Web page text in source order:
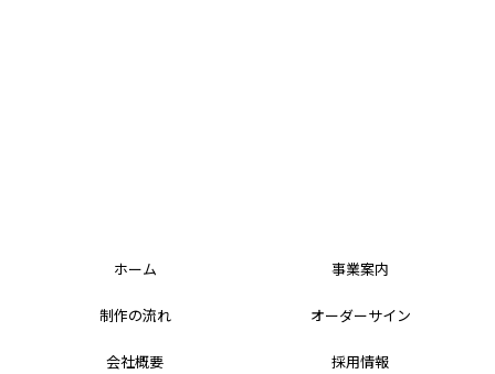
ホーム 事業案内
制作の流れ オーダーサイン
会社概要 採用情報